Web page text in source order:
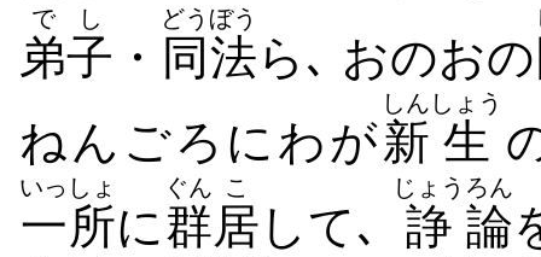
弟子
でし
・ 同法
どうぼう
ら､ おのおの
ねんごろにわが新
しん
生
しょう
一所
いっしょ
に群
ぐん
居
こ
して､ 諍
じょう
論
ろん